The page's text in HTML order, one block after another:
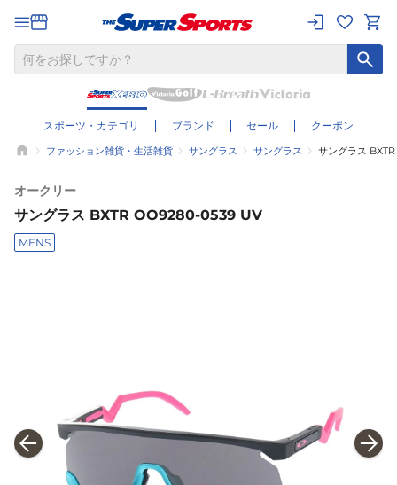
スポーツ・カテゴリ ブランド セール クーポン
ファッション雑貨・生活雑貨 サングラス サングラス サングラス
オークリー
サングラス BXTR OO9280-0539 UV
MENS